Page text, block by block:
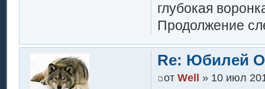
глубокая
Продолжение
Re: Юбилей
от Well » 10 июл